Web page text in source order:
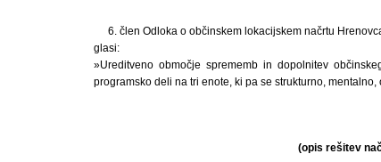
6. člen Odloka o občinskem lokacijskem načrtu
glasi:
»Ureditveno območje sprememb in dopolnitev
programsko deli na tri enote, ki pa se strukturno,
(opis rešitev